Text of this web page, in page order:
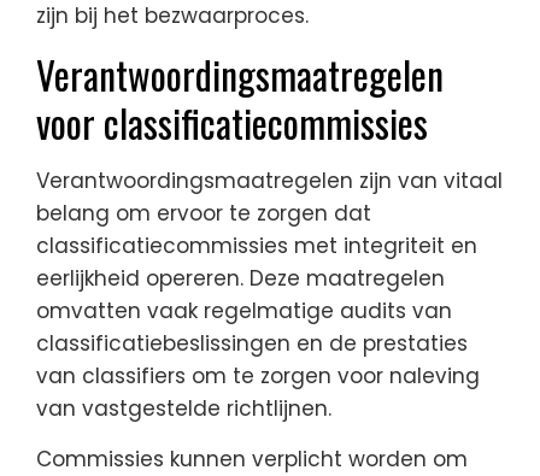
zijn bij het bezwaarproces.
Verantwoordingsmaatregelen
voor classificatiecommissies
Verantwoordingsmaatregelen zijn van vitaal
belang om ervoor te zorgen dat
classificatiecommissies met integriteit en
eerlijkheid opereren. Deze maatregelen
omvatten vaak regelmatige audits van
classificatiebeslissingen en de prestaties
van classifiers om te zorgen voor naleving
van vastgestelde richtlijnen.
Commissies kunnen verplicht worden om